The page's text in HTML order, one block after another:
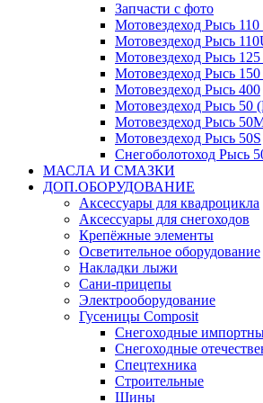
Запчасти с фото
Мотовездеход Рысь
Мотовездеход Рысь
Мотовездеход Рысь
Мотовездеход Рысь
Мотовездеход Рысь 400
Мотовездеход Рысь 50
Мотовездеход Рысь
Мотовездеход Рысь 50S
Снегоболотоход Рысь
МАСЛА И СМАЗКИ
ДОП.ОБОРУДОВАНИЕ
Аксессуары для квадроцикла
Аксессуары для снегоходов
Крепёжные элементы
Осветительное оборудование
Накладки лыжи
Сани-прицепы
Электрооборудование
Гусеницы Composit
Снегоходные
Снегоходные
Спецтехника
Строительные
Шины